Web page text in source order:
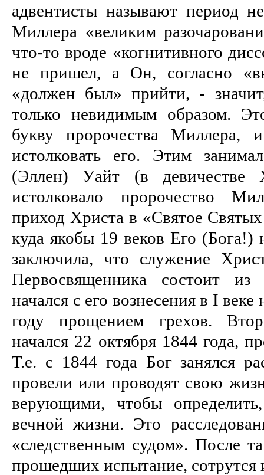
адвентисты называют период
Миллера «великим
что-то вроде «когнитивного
не пришел, а Он, согласно
«должен был» прийти, -
только невидимым образом.
букву пророчества Миллера,
истолковать его. Этим
(Эллен) Уайт (в девичестве
истолковало пророчество
приход Христа в «Святое
куда якобы 19 веков Его (Бога!)
заключила, что служение
Первосвященника состоит
начался с его вознесения в I
году прощением грехов.
начался 22 октября 1844 года,
Т.е. с 1844 года Бог занялся
провели или проводят свою
верующими, чтобы
вечной жизни. Это
«следственным судом». После
прошедших испытание, сотрутся